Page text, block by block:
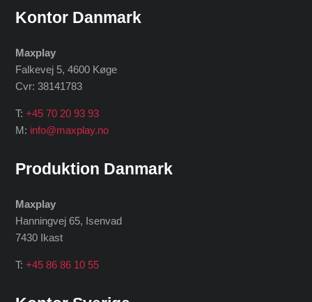
Kontor Danmark
Maxplay
Falkevej 5, 4600 Køge
Cvr: 38141783
T:+45 70 20 93 93
M: info@maxplay.no
Produktion Danmark
Maxplay
Hanningvej 65, Isenvad
7430 Ikast
T:+45 86 86 10 55